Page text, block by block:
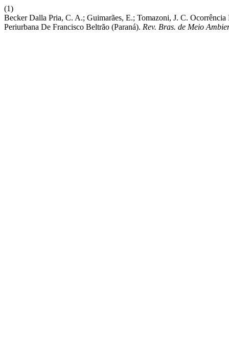
(1)
Becker Dalla Pria, C. A.; Guimarães, E.; Tomazoni, J. C.
Periurbana De Francisco Beltrão (Paraná). Rev. Bras. de Meio